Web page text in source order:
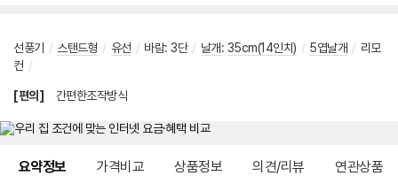
선풍기 / 스탠드형 / 유선 / 바람: 3단 / 날개: 35cm(14인치) / 5엽날개 / 리모
컨 /
[편의] 간편한조작방식
요약정보 가격비교 상품정보 의견/리뷰 연관상품